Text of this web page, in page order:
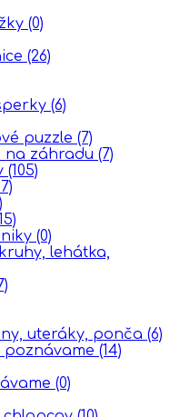
(0)
(26)
(6)
puzzle (7)
na záhradu (7)
(105)
(0)
lehátka,
uteráky, ponča (6)
poznávame (14)
(0)